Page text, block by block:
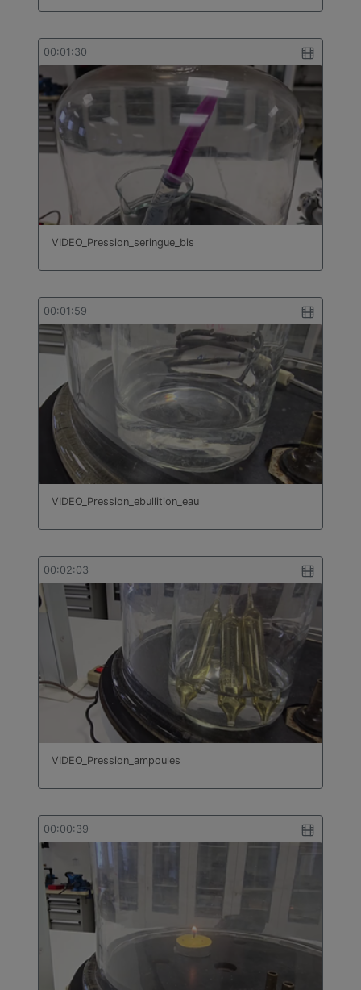
00:01:30
VIDEO_Pression_seringue_bis
00:01:59
VIDEO_Pression_ebullition_eau
00:02:03
VIDEO_Pression_ampoules
00:00:39